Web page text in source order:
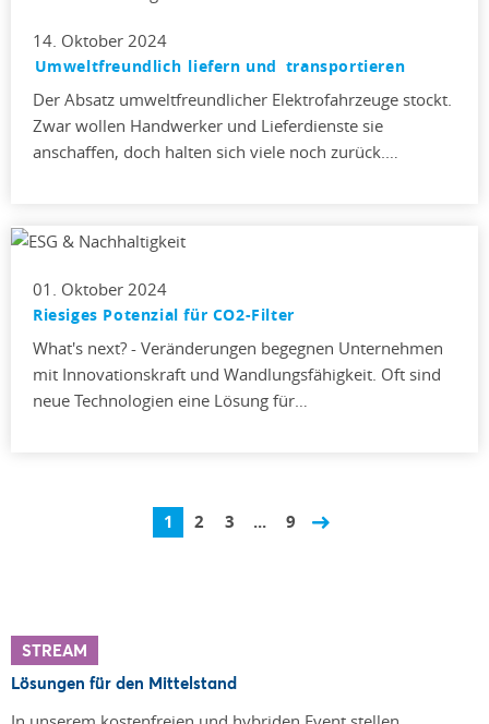
14. Oktober 2024
Umweltfreundlich liefern und transportieren
Der Absatz umweltfreundlicher Elektrofahrzeuge stockt.
Zwar wollen Handwerker und Lieferdienste sie
anschaffen, doch halten sich viele noch zurück.…
01. Oktober 2024
Riesiges Potenzial für CO2-Filter
What's next? - Veränderungen begegnen Unternehmen
mit Innovationskraft und Wandlungsfähigkeit. Oft sind
neue Technologien eine Lösung für…
1 2 3 ... 9
STREAM
Lösungen für den Mittelstand